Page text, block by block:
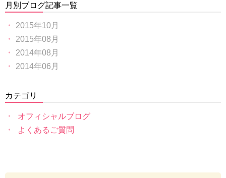
月別ブログ記事一覧
2015年10月
2015年08月
2014年08月
2014年06月
カテゴリ
オフィシャルブログ
よくあるご質問